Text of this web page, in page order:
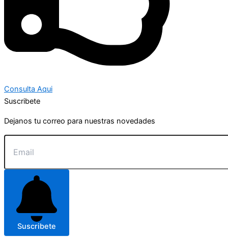
Consulta Aqui
Suscribete
Dejanos tu correo para nuestras novedades
Suscribete